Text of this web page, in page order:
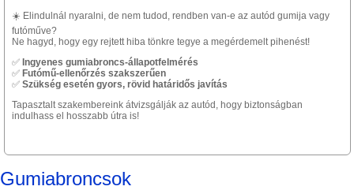
☀️ Elindulnál nyaralni, de nem tudod, rendben van-e az autód gumija vagy
futóműve?
Ne hagyd, hogy egy rejtett hiba tönkre tegye a megérdemelt pihenést!
✅ Ingyenes gumiabroncs-állapotfelmérés
✅ Futómű-ellenőrzés szakszerűen
✅ Szükség esetén gyors, rövid határidős javítás
Tapasztalt szakembereink átvizsgálják az autód, hogy biztonságban
indulhass el hosszabb útra is!
Gumiabroncsok